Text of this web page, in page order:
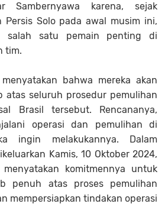
Sambernyawa karena, sejak
Persis Solo pada awal musim ini,
salah satu pemain penting di
tim.
bahwa mereka akan
atas seluruh prosedur pemulihan
Brasil tersebut. Rencananya,
operasi dan pemulihan di
ingin melakukannya. Dalam
Kamis, 10 Oktober 2024,
menyatakan komitmennya untuk
penuh atas proses pemulihan
mempersiapkan tindakan operasi